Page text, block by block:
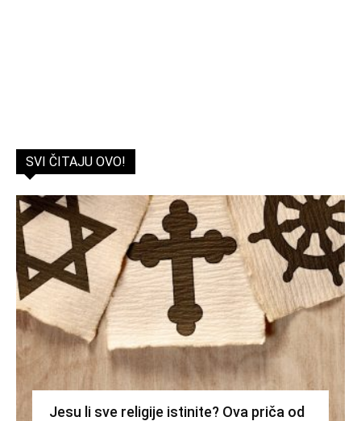
SVI ČITAJU OVO!
Jesu li sve religije istinite? Ova priča od